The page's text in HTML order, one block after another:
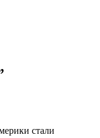
стали